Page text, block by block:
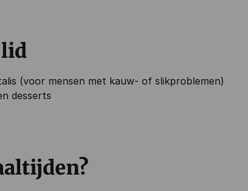
lid
(voor mensen met kauw- of slikproblemen)
desserts